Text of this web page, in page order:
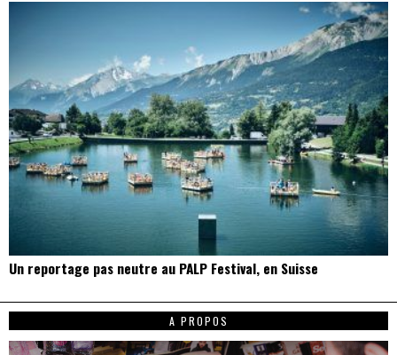
Un reportage pas neutre au PALP Festival, en Suisse
A PROPOS